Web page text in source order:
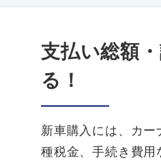
支払い総額
る！
新車購入には、カ
種税金、手続き費